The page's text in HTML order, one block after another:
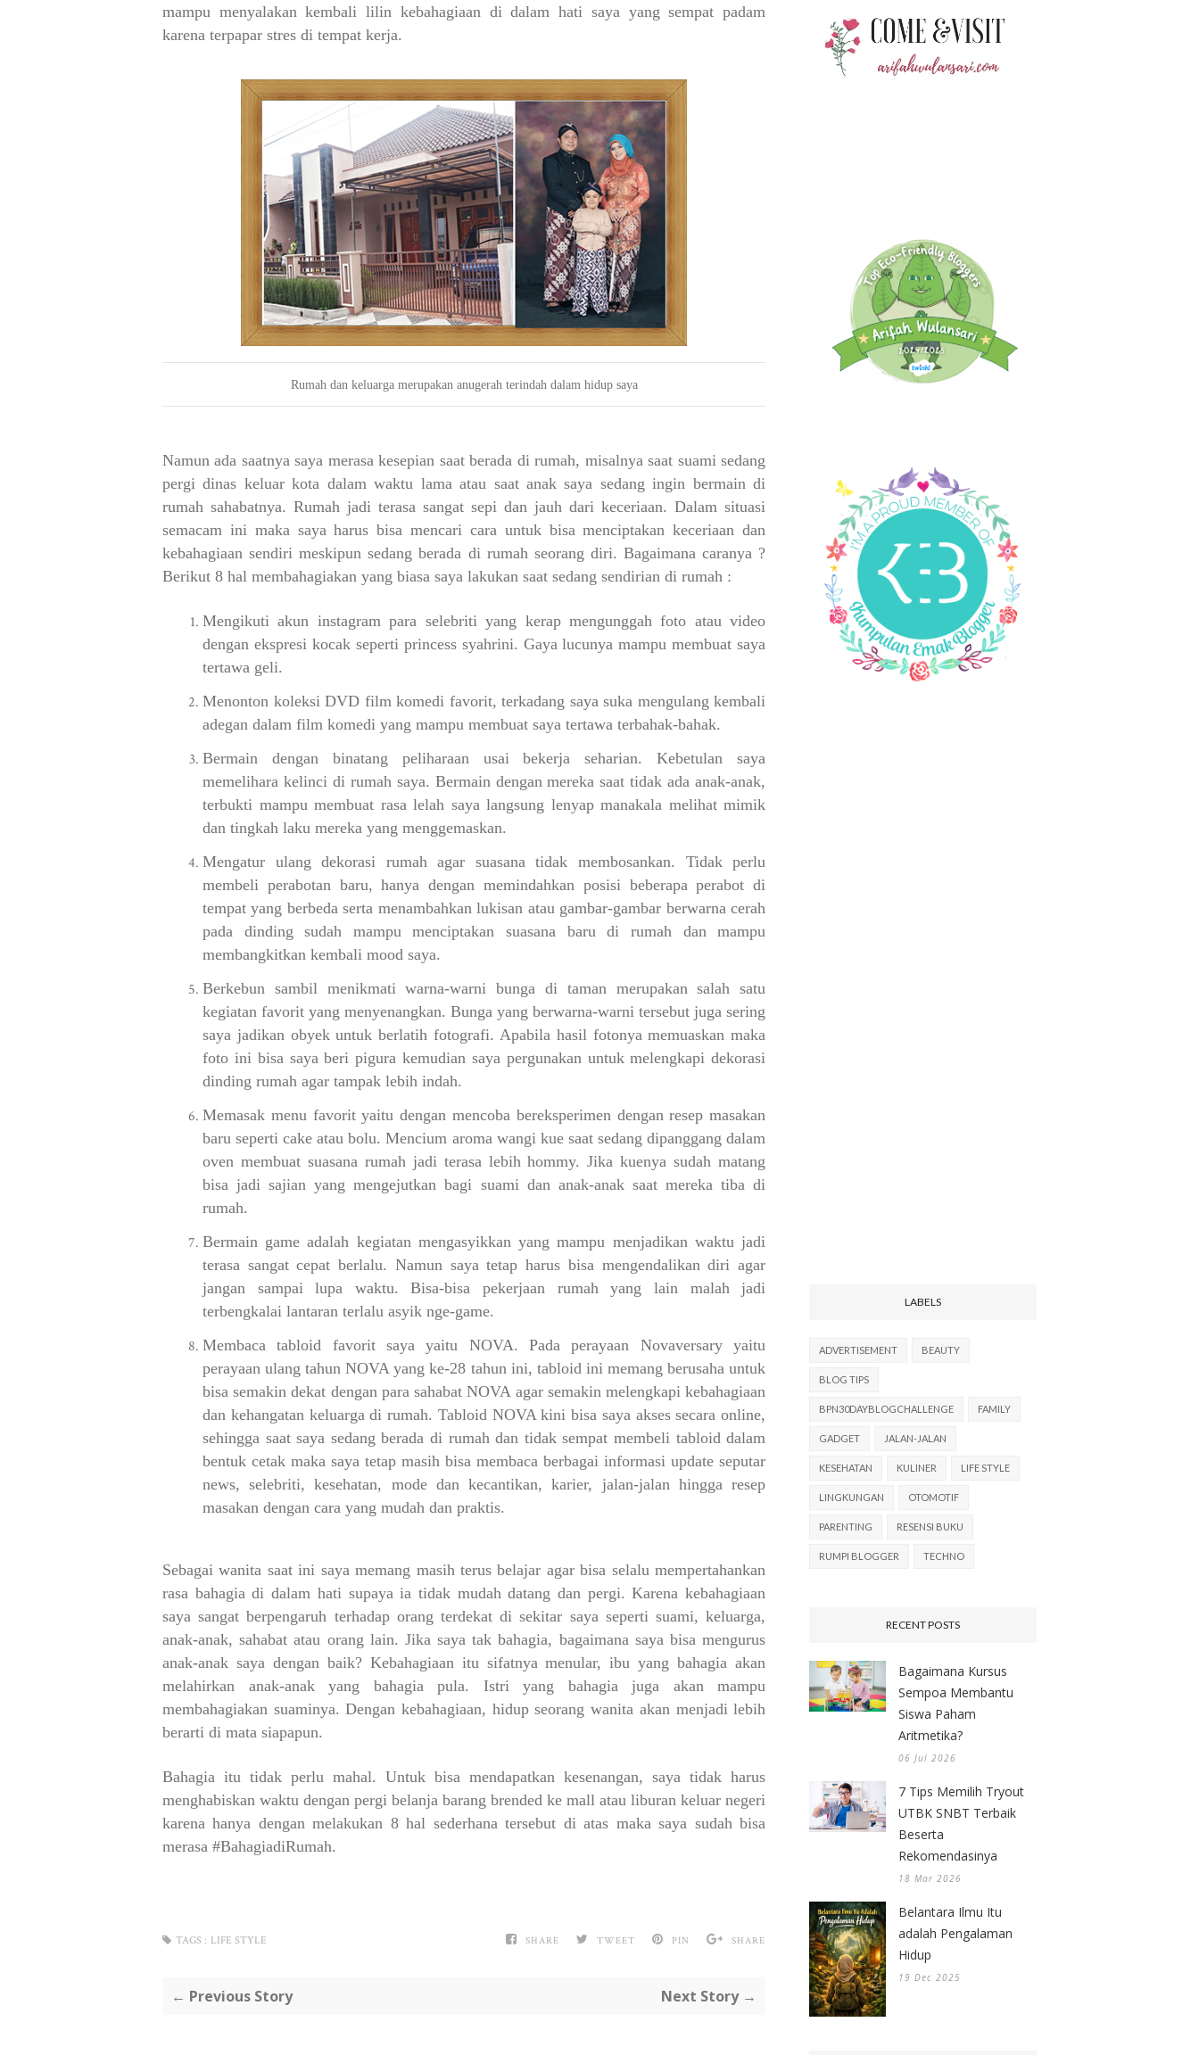
mampu menyalakan kembali lilin kebahagiaan di dalam hati saya yang sempat padam
karena terpapar stres di tempat kerja.
Rumah dan keluarga merupakan anugerah terindah dalam hidup saya
Namun ada saatnya saya merasa kesepian saat berada di rumah, misalnya saat suami sedang
pergi dinas keluar kota dalam waktu lama atau saat anak saya sedang ingin bermain di
rumah sahabatnya. Rumah jadi terasa sangat sepi dan jauh dari keceriaan. Dalam situasi
semacam ini maka saya harus bisa mencari cara untuk bisa menciptakan keceriaan dan
kebahagiaan sendiri meskipun sedang berada di rumah seorang diri. Bagaimana caranya ?
Berikut 8 hal membahagiakan yang biasa saya lakukan saat sedang sendirian di rumah :
Mengikuti akun instagram para selebriti yang kerap mengunggah foto atau video
dengan ekspresi kocak seperti princess syahrini. Gaya lucunya mampu membuat saya
tertawa geli.
Menonton koleksi DVD film komedi favorit, terkadang saya suka mengulang kembali
adegan dalam film komedi yang mampu membuat saya tertawa terbahak-bahak.
Bermain dengan binatang peliharaan usai bekerja seharian. Kebetulan saya
memelihara kelinci di rumah saya. Bermain dengan mereka saat tidak ada anak-anak,
terbukti mampu membuat rasa lelah saya langsung lenyap manakala melihat mimik
dan tingkah laku mereka yang menggemaskan.
Mengatur ulang dekorasi rumah agar suasana tidak membosankan. Tidak perlu
membeli perabotan baru, hanya dengan memindahkan posisi beberapa perabot di
tempat yang berbeda serta menambahkan lukisan atau gambar-gambar berwarna cerah
pada dinding sudah mampu menciptakan suasana baru di rumah dan mampu
membangkitkan kembali mood saya.
Berkebun sambil menikmati warna-warni bunga di taman merupakan salah satu
kegiatan favorit yang menyenangkan. Bunga yang berwarna-warni tersebut juga sering
saya jadikan obyek untuk berlatih fotografi. Apabila hasil fotonya memuaskan maka
foto ini bisa saya beri pigura kemudian saya pergunakan untuk melengkapi dekorasi
dinding rumah agar tampak lebih indah.
Memasak menu favorit yaitu dengan mencoba bereksperimen dengan resep masakan
baru seperti cake atau bolu. Mencium aroma wangi kue saat sedang dipanggang dalam
oven membuat suasana rumah jadi terasa lebih hommy. Jika kuenya sudah matang
bisa jadi sajian yang mengejutkan bagi suami dan anak-anak saat mereka tiba di
rumah.
Bermain game adalah kegiatan mengasyikkan yang mampu menjadikan waktu jadi
terasa sangat cepat berlalu. Namun saya tetap harus bisa mengendalikan diri agar
jangan sampai lupa waktu. Bisa-bisa pekerjaan rumah yang lain malah jadi
terbengkalai lantaran terlalu asyik nge-game.
Membaca tabloid favorit saya yaitu NOVA. Pada perayaan Novaversary yaitu
perayaan ulang tahun NOVA yang ke-28 tahun ini, tabloid ini memang berusaha untuk
bisa semakin dekat dengan para sahabat NOVA agar semakin melengkapi kebahagiaan
dan kehangatan keluarga di rumah. Tabloid NOVA kini bisa saya akses secara online,
sehingga saat saya sedang berada di rumah dan tidak sempat membeli tabloid dalam
bentuk cetak maka saya tetap masih bisa membaca berbagai informasi update seputar
news, selebriti, kesehatan, mode dan kecantikan, karier, jalan-jalan hingga resep
masakan dengan cara yang mudah dan praktis.
Sebagai wanita saat ini saya memang masih terus belajar agar bisa selalu mempertahankan
rasa bahagia di dalam hati supaya ia tidak mudah datang dan pergi. Karena kebahagiaan
saya sangat berpengaruh terhadap orang terdekat di sekitar saya seperti suami, keluarga,
anak-anak, sahabat atau orang lain. Jika saya tak bahagia, bagaimana saya bisa mengurus
anak-anak saya dengan baik? Kebahagiaan itu sifatnya menular, ibu yang bahagia akan
melahirkan anak-anak yang bahagia pula. Istri yang bahagia juga akan mampu
membahagiakan suaminya. Dengan kebahagiaan, hidup seorang wanita akan menjadi lebih
berarti di mata siapapun.
Bahagia itu tidak perlu mahal. Untuk bisa mendapatkan kesenangan, saya tidak harus
menghabiskan waktu dengan pergi belanja barang brended ke mall atau liburan keluar negeri
karena hanya dengan melakukan 8 hal sederhana tersebut di atas maka saya sudah bisa
merasa #BahagiadiRumah.
SHARE TWEET PIN SHARE
TAGS : LIFE STYLE
← Previous Story Next Story →
LABELS
ADVERTISEMENT BEAUTY
BLOG TIPS
BPN30DAYBLOGCHALLENGE FAMILY
GADGET JALAN-JALAN
KESEHATAN KULINER LIFE STYLE
LINGKUNGAN OTOMOTIF
PARENTING RESENSI BUKU
RUMPI BLOGGER TECHNO
RECENT POSTS
Bagaimana Kursus
Sempoa Membantu
Siswa Paham
Aritmetika?
06 Jul 2026
7 Tips Memilih Tryout
UTBK SNBT Terbaik
Beserta
Rekomendasinya
18 Mar 2026
Belantara Ilmu Itu
adalah Pengalaman
Hidup
19 Dec 2025